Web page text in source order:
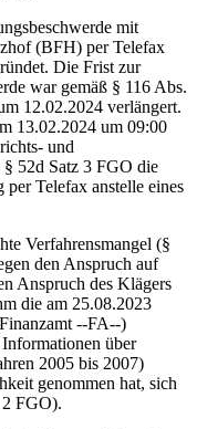
mit
(BFH) per Telefax
Die Frist zur
war gemäß § 116 Abs.
12.02.2024 verlängert.
13.02.2024 um 09:00
und
§ 52d Satz 3 FGO die
Telefax anstelle eines
Verfahrensmangel (§
den Anspruch auf
Anspruch des Klägers
die am 25.08.2023
‑‑FA‑‑)
über
2005 bis 2007)
genommen hat, sich
2 FGO).